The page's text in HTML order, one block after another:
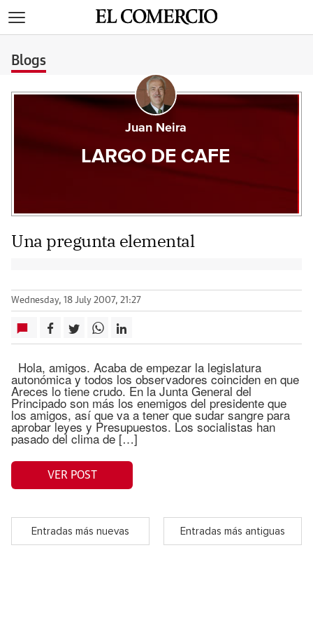
Blogs
Juan Neira
LARGO DE CAFE
Una pregunta elemental
Wednesday, 18 July 2007, 21:27
Hola, amigos. Acaba de empezar la legislatura
autonómica y todos los observadores coinciden en que
Areces lo tiene crudo. En la Junta General del
Principado son más los enemigos del presidente que
los amigos, así que va a tener que sudar sangre para
aprobar leyes y Presupuestos. Los socialistas han
pasado del clima de […]
VER POST
Entradas más nuevas Entradas más antiguas